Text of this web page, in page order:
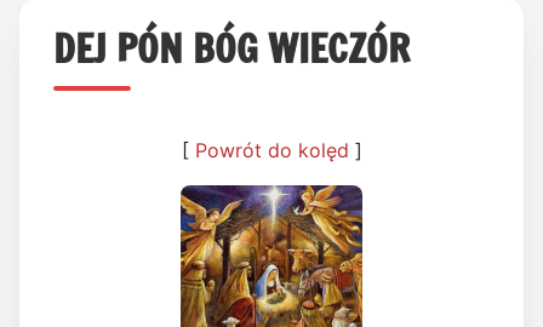
DEJ PÓN BÓG WIECZÓR
[ Powrót do kolęd ]